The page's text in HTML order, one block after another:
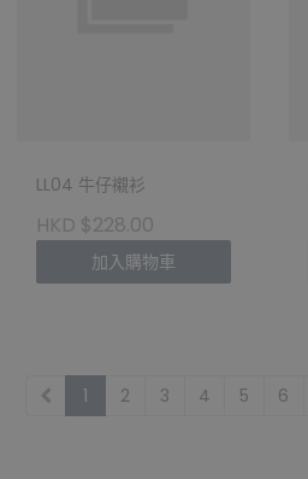
LL04 牛仔襯衫
HKD $228.00
加入購物車
1 2 3 4 5 6